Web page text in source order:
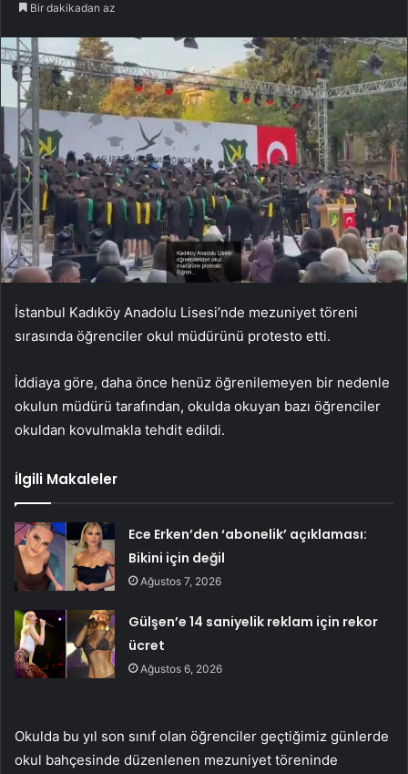
Bir dakikadan az
İstanbul Kadıköy Anadolu Lisesi’nde mezuniyet töreni
sırasında öğrenciler okul müdürünü protesto etti.
İddiaya göre, daha önce henüz öğrenilemeyen bir nedenle
okulun müdürü tarafından, okulda okuyan bazı öğrenciler
okuldan kovulmakla tehdit edildi.
İlgili Makaleler
Ece Erken’den ‘abonelik’ açıklaması:
Bikini için değil
Ağustos 7, 2026
Gülşen’e 14 saniyelik reklam için rekor
ücret
Ağustos 6, 2026
Okulda bu yıl son sınıf olan öğrenciler geçtiğimiz günlerde
okul bahçesinde düzenlenen mezuniyet töreninde